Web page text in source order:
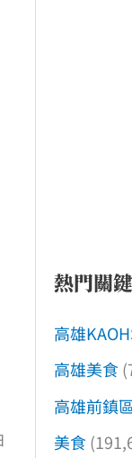
熱門關
高雄
高雄美食
高雄前鎮
美食